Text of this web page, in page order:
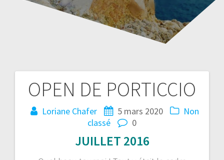
OPEN DE PORTICCIO
Loriane Chafer 5 mars 2020
Non
classé
0
JUILLET 2016
Navigation
de